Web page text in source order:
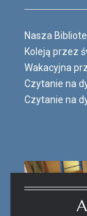
Nasza
Koleją przez
Wakacyjna
Czytanie na
Czytanie na